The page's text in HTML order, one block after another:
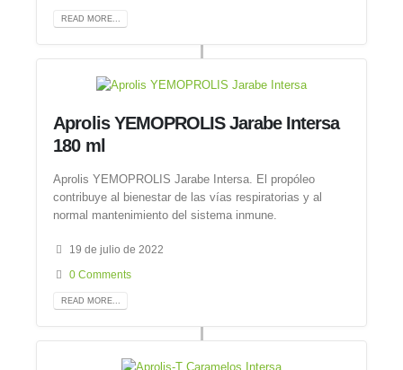
READ MORE...
Aprolis YEMOPROLIS Jarabe Intersa
180 ml
Aprolis YEMOPROLIS Jarabe Intersa. El propóleo
contribuye al bienestar de las vías respiratorias y al
normal mantenimiento del sistema inmune.
19 de julio de 2022
0 Comments
READ MORE...